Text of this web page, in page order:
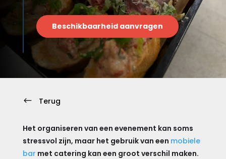
Beschikbaarheid aanvragen
# Terug
Het organiseren van een evenement kan soms
stressvol zijn, maar het gebruik van een mobiele
bar met catering kan een groot verschil maken.